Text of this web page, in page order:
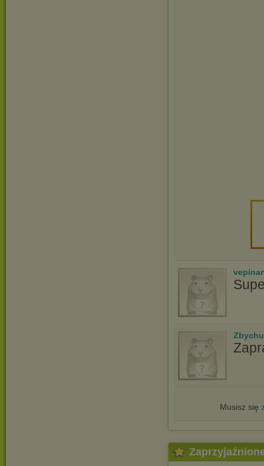
Musisz się